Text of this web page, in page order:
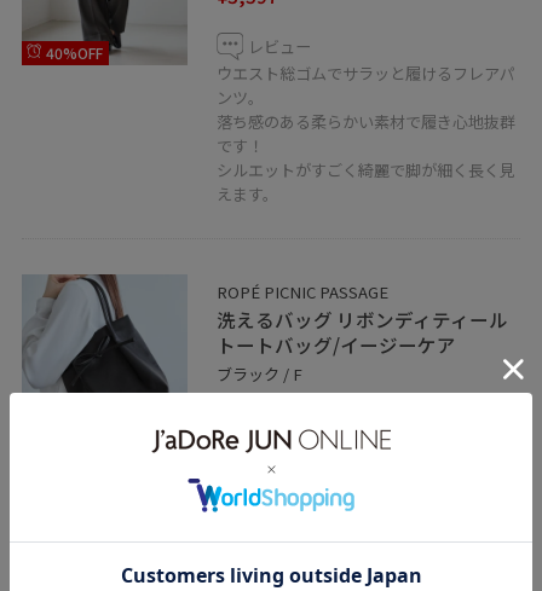
40%OFF
レビュー
ウエスト総ゴムでサラッと履けるフレアパ
ンツ。
落ち感のある柔らかい素材で履き心地抜群
です！
シルエットがすごく綺麗で脚が細く長く見
えます。
ROPÉ PICNIC PASSAGE
洗えるバッグ リボンディティール
トートバッグ/イージーケア
ブラック / F
レビュー
ワンポイントのリボンがシンプルなのに大
人可愛く使えるミドルサイズのトートバッ
段使いもしやすいです！